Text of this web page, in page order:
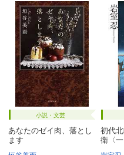
小説・文芸
あなたのゼイ肉、落とし
ます
初代
衛〈